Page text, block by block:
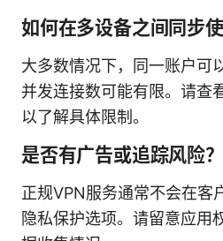
如何在多设备之间同步使
大多数情况下，同一账户可
并发连接数可能有限。请查
以了解具体限制。
是否有广告或追踪风险？
正规VPN服务通常不会在客
隐私保护选项。请留意应用